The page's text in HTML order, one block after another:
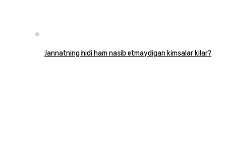
Jannatning hidi ham nasib etmaydigan kimsalar kilar?